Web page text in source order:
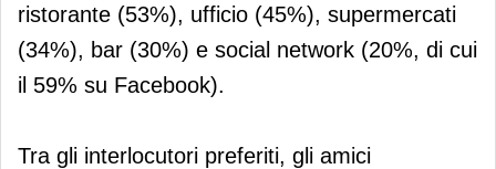
ristorante (53%), ufficio (45%), supermercati
(34%), bar (30%) e social network (20%, di cui
il 59% su Facebook).
Tra gli interlocutori preferiti, gli amici